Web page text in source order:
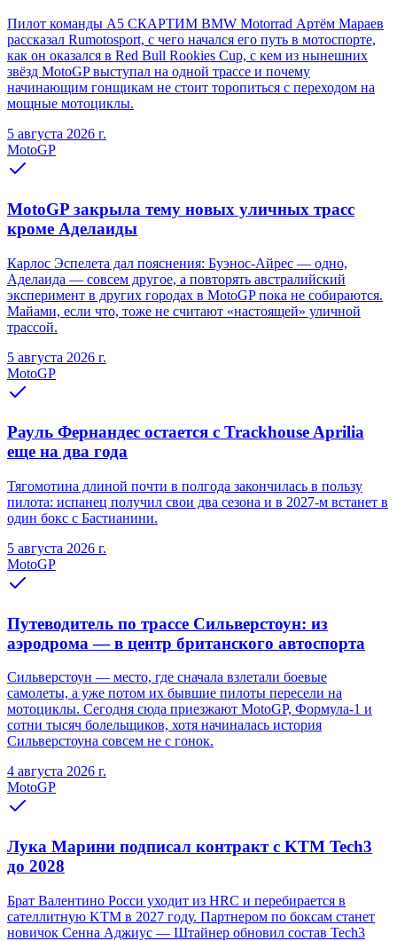
Пилот команды A5 СКАРТИМ BMW Motorrad Артём Мараев
рассказал Rumotosport, с чего начался его путь в мотоспорте,
как он оказался в Red Bull Rookies Cup, с кем из нынешних
звёзд MotoGP выступал на одной трассе и почему
начинающим гонщикам не стоит торопиться с переходом на
мощные мотоциклы.
5 августа 2026 г.
MotoGP
MotoGP закрыла тему новых уличных трасс
кроме Аделаиды
Карлос Эспелета дал пояснения: Буэнос-Айрес — одно,
Аделаида — совсем другое, а повторять австралийский
эксперимент в других городах в MotoGP пока не собираются.
Майами, если что, тоже не считают «настоящей» уличной
трассой.
5 августа 2026 г.
MotoGP
Рауль Фернандес остается с Trackhouse Aprilia
еще на два года
Тягомотина длиной почти в полгода закончилась в пользу
пилота: испанец получил свои два сезона и в 2027-м встанет в
один бокс с Бастианини.
5 августа 2026 г.
MotoGP
Путеводитель по трассе Сильверстоун: из
аэродрома — в центр британского автоспорта
Сильверстоун — место, где сначала взлетали боевые
самолеты, а уже потом их бывшие пилоты пересели на
мотоциклы. Сегодня сюда приезжают MotoGP, Формула-1 и
сотни тысяч болельщиков, хотя начиналась история
Сильверстоуна совсем не с гонок.
4 августа 2026 г.
MotoGP
Лука Марини подписал контракт с KTM Tech3
до 2028
Брат Валентино Росси уходит из HRC и перебирается в
сателлитную KTM в 2027 году. Партнером по боксам станет
новичок Сенна Аджиус — Штайнер обновил состав Tech3